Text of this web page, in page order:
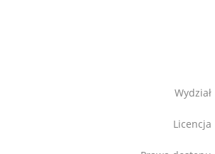
Wydział
Licencja